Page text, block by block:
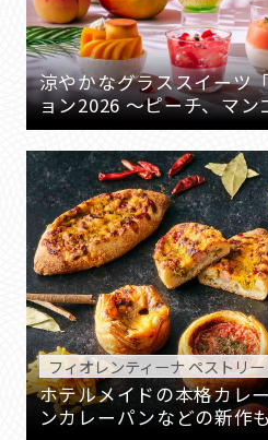
涼やかなグラススイーツ
ョン2026 ～ピーチ、マン
フィオレンティーナ ペストリ
ホテルメイドの本格カレ
ンカレーパンなどの新作